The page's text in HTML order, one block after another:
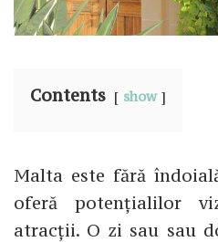
Contents show
Malta este fără
oferă potențialilor
atracții. O zi sau sau